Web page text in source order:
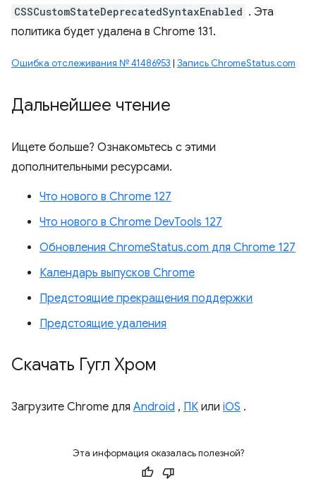
CSSCustomStateDeprecatedSyntaxEnabled . Эта
политика будет удалена в Chrome 131.
Ошибка отслеживания № 41486953 | Запись ChromeStatus.com
Дальнейшее чтение
Ищете больше? Ознакомьтесь с этими
дополнительными ресурсами.
Что нового в Chrome 127
Что нового в Chrome DevTools 127
Обновления ChromeStatus.com для Chrome 127
Календарь выпусков Chrome
Предстоящие прекращения поддержки
Предстоящие удаления
Скачать Гугл Хром
Загрузите Chrome для Android , ПК или iOS .
Эта информация оказалась полезной?